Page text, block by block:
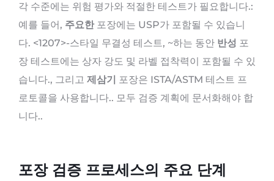
각 수준에는 위험 평가와 적절한 테스트가 필요합니다.:
예를 들어, 주요한포장에는 USP가 포함될 수 있습니
다. <1207>-스타일 무결성 테스트, ~하는 동안 반성 포
장 테스트에는 상자 강도 및 라벨 접착력이 포함될 수 있
습니다., 그리고 제삼기 포장은 ISTA/ASTM 테스트 프
로토콜을 사용합니다.. 모두 검증 계획에 문서화해야 합
니다..
포장 검증 프로세스의 주요 단계